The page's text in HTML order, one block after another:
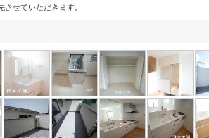
せていただきます。